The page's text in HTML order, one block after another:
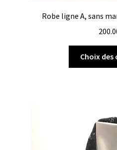
Robe ligne A, sans
Choix